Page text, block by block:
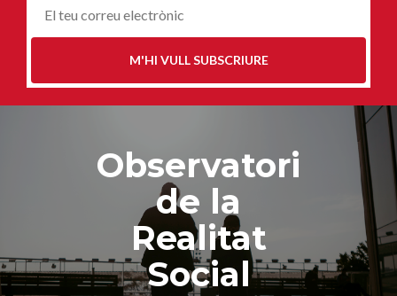
Correu-
M'HI VULL SUBSCRIURE
Observatori
de la
Realitat
Social